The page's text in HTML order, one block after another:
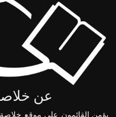
عن
يؤمن القائمون على موقع